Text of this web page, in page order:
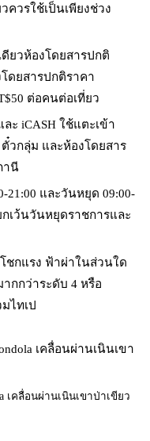
ควรใช้เป็นเพียงช่วง
ดียวห้องโดยสารปกติ
ดยสารปกติราคา
ต่อคนต่อเที่ยว
ละ iCASH ใช้แตะเข้า
วกลุ่ม และห้องโดยสาร
านี
21:00 และวันหยุด 09:00-
เว้นวันหยุดราชการและ
ชกแรง ฟ้าผ่าในส่วนใด
กกว่าระดับ 4 หรือ
ไทเป
เคลื่อนผ่านเนินเขาป่าเขียว